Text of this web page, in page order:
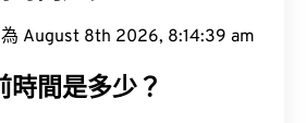
August 8th 2026, 8:14:40 am
時間是多少？